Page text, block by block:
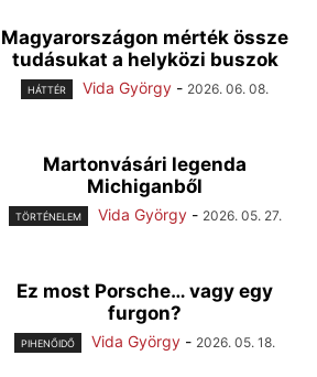
Magyarországon mérték össze
tudásukat a helyközi buszok
HÁTTÉR Vida György - 2026. 06. 08.
Martonvásári legenda
Michiganből
TÖRTÉNELEM Vida György - 2026. 05. 27.
Ez most Porsche… vagy egy
furgon?
PIHENŐIDŐ Vida György - 2026. 05. 18.